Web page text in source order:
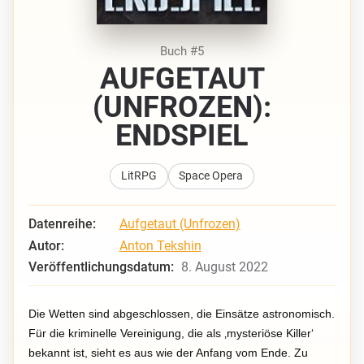
Buch #5
AUFGETAUT
(UNFROZEN):
ENDSPIEL
LitRPG Space Opera
Datenreihe:
Aufgetaut (Unfrozen)
Autor:
Anton Tekshin
Veröffentlichungsdatum: 8. August 2022
Die Wetten sind abgeschlossen, die Einsätze astronomisch.
Für die kriminelle Vereinigung, die als ‚mysteriöse Killer‘
bekannt ist, sieht es aus wie der Anfang vom Ende. Zu